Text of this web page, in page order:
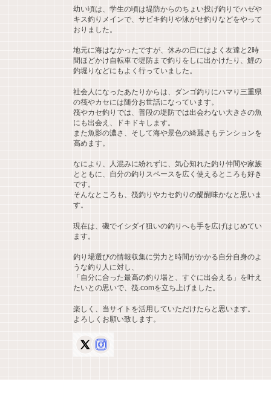
幼い頃は、学生の頃は堤防からのちょい投げ釣りでハゼや
キス釣りメインで、サビキ釣りや泳がせ釣りなどをやって
おりました。
地元に海はなかったですが、休みの日にはよく友達と2時
間ほどかけ自転車で堤防まで釣りをしに出かけたり、鯉の
釣堀りなどにもよく行っていました。
社会人になったあたりからは、ダンゴ釣りにハマり三重県
の筏やカセには随分お世話になっています。
筏やカセ釣りでは、普段の堤防では出会わない大きさの魚
にも出会え、ドキドキします。
また魚影の濃さ、そして海や景色の綺麗さもテンションを
高めます。
なにより、人混みに紛れずに、気心知れた釣り仲間や家族
とともに、自分の釣りスペースを広く使えるところも好き
です。
そんなところも、筏釣りやカセ釣りの醍醐味かなと思いま
す。
現在は、磯でイシダイ狙いの釣りへも手を広げはじめてい
ます。
釣り場選びの情報収集に労力と時間がかかる自分自身のよ
うな釣り人に対し、
「自分に合った最高の釣り場と、すぐに出会える」を叶え
たいとの思いで、筏.comを立ち上げました。
楽しく、当サイトを活用していただけたらと思います。
よろしくお願い致します。